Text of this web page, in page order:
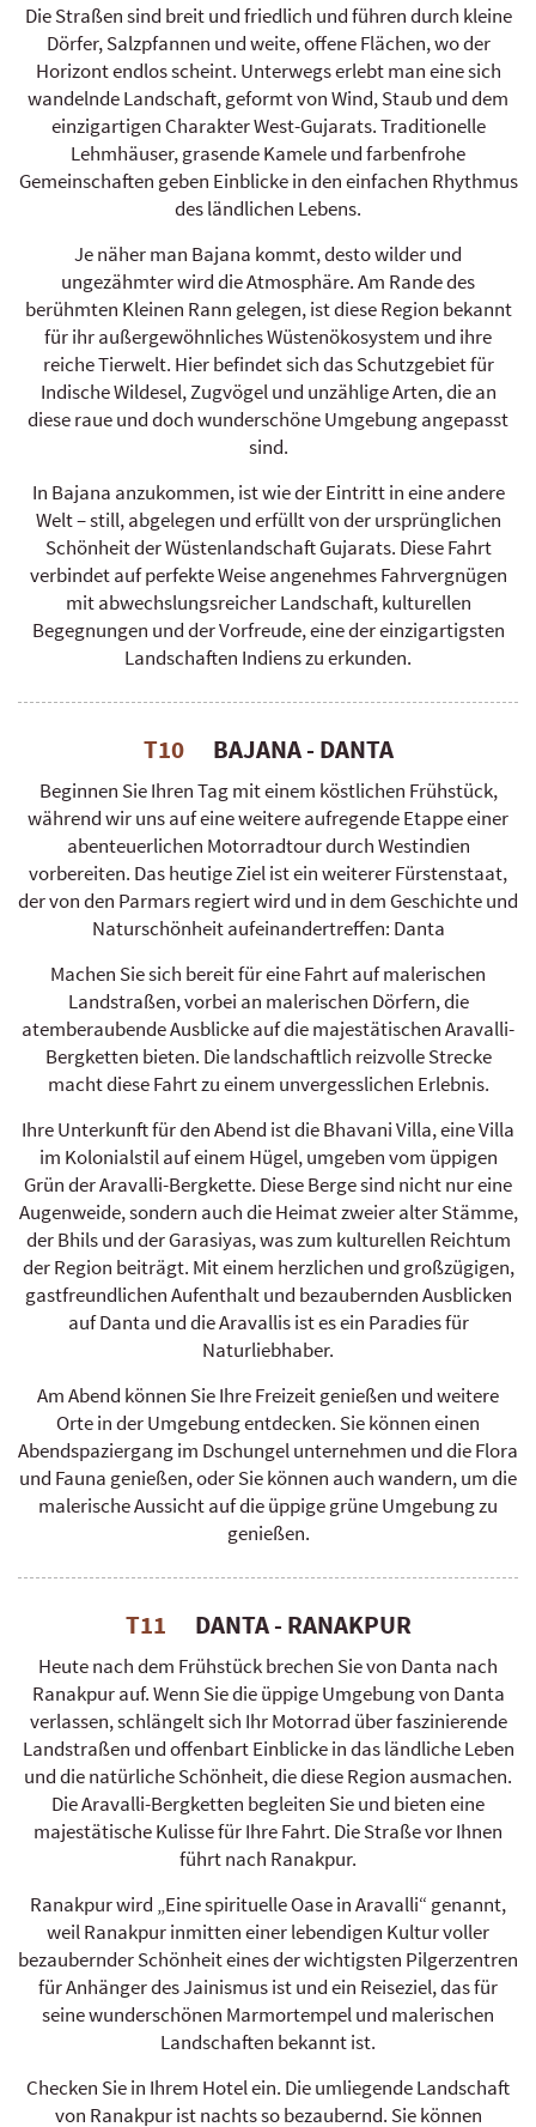
Die Straßen sind breit und friedlich und führen durch kleine
Dörfer, Salzpfannen und weite, offene Flächen, wo der
Horizont endlos scheint. Unterwegs erlebt man eine sich
wandelnde Landschaft, geformt von Wind, Staub und dem
einzigartigen Charakter West-Gujarats. Traditionelle
Lehmhäuser, grasende Kamele und farbenfrohe
Gemeinschaften geben Einblicke in den einfachen Rhythmus
des ländlichen Lebens.
Je näher man Bajana kommt, desto wilder und
ungezähmter wird die Atmosphäre. Am Rande des
berühmten Kleinen Rann gelegen, ist diese Region bekannt
für ihr außergewöhnliches Wüstenökosystem und ihre
reiche Tierwelt. Hier befindet sich das Schutzgebiet für
Indische Wildesel, Zugvögel und unzählige Arten, die an
diese raue und doch wunderschöne Umgebung angepasst
sind.
In Bajana anzukommen, ist wie der Eintritt in eine andere
Welt – still, abgelegen und erfüllt von der ursprünglichen
Schönheit der Wüstenlandschaft Gujarats. Diese Fahrt
verbindet auf perfekte Weise angenehmes Fahrvergnügen
mit abwechslungsreicher Landschaft, kulturellen
Begegnungen und der Vorfreude, eine der einzigartigsten
Landschaften Indiens zu erkunden.
T10 BAJANA - DANTA
Beginnen Sie Ihren Tag mit einem köstlichen Frühstück,
während wir uns auf eine weitere aufregende Etappe einer
abenteuerlichen Motorradtour durch Westindien
vorbereiten. Das heutige Ziel ist ein weiterer Fürstenstaat,
der von den Parmars regiert wird und in dem Geschichte und
Naturschönheit aufeinandertreffen: Danta
Machen Sie sich bereit für eine Fahrt auf malerischen
Landstraßen, vorbei an malerischen Dörfern, die
atemberaubende Ausblicke auf die majestätischen Aravalli-
Bergketten bieten. Die landschaftlich reizvolle Strecke
macht diese Fahrt zu einem unvergesslichen Erlebnis.
Ihre Unterkunft für den Abend ist die Bhavani Villa, eine Villa
im Kolonialstil auf einem Hügel, umgeben vom üppigen
Grün der Aravalli-Bergkette. Diese Berge sind nicht nur eine
Augenweide, sondern auch die Heimat zweier alter Stämme,
der Bhils und der Garasiyas, was zum kulturellen Reichtum
der Region beiträgt. Mit einem herzlichen und großzügigen,
gastfreundlichen Aufenthalt und bezaubernden Ausblicken
auf Danta und die Aravallis ist es ein Paradies für
Naturliebhaber.
Am Abend können Sie Ihre Freizeit genießen und weitere
Orte in der Umgebung entdecken. Sie können einen
Abendspaziergang im Dschungel unternehmen und die Flora
und Fauna genießen, oder Sie können auch wandern, um die
malerische Aussicht auf die üppige grüne Umgebung zu
genießen.
T11 DANTA - RANAKPUR
Heute nach dem Frühstück brechen Sie von Danta nach
Ranakpur auf. Wenn Sie die üppige Umgebung von Danta
verlassen, schlängelt sich Ihr Motorrad über faszinierende
Landstraßen und offenbart Einblicke in das ländliche Leben
und die natürliche Schönheit, die diese Region ausmachen.
Die Aravalli-Bergketten begleiten Sie und bieten eine
majestätische Kulisse für Ihre Fahrt. Die Straße vor Ihnen
führt nach Ranakpur.
Ranakpur wird „Eine spirituelle Oase in Aravalli“ genannt,
weil Ranakpur inmitten einer lebendigen Kultur voller
bezaubernder Schönheit eines der wichtigsten Pilgerzentren
für Anhänger des Jainismus ist und ein Reiseziel, das für
seine wunderschönen Marmortempel und malerischen
Landschaften bekannt ist.
Checken Sie in Ihrem Hotel ein. Die umliegende Landschaft
von Ranakpur ist nachts so bezaubernd. Sie können